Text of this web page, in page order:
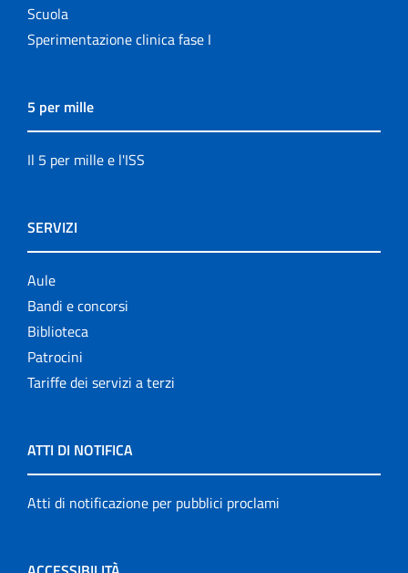
Scuola
Sperimentazione clinica fase I
5 per mille
Il 5 per mille e l'ISS
SERVIZI
Aule
Bandi e concorsi
Biblioteca
Patrocini
Tariffe dei servizi a terzi
ATTI DI NOTIFICA
Atti di notificazione per pubblici proclami